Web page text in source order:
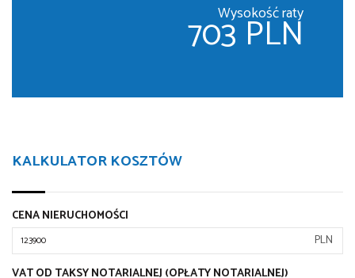
Wysokość raty
703 PLN
KALKULATOR KOSZTÓW
CENA NIERUCHOMOŚCI
PLN
VAT OD TAKSY NOTARIALNEJ (OPŁATY NOTARIALNEJ)